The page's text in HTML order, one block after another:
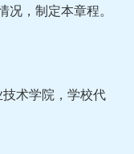
况，制定本章程。
术学院，学校代